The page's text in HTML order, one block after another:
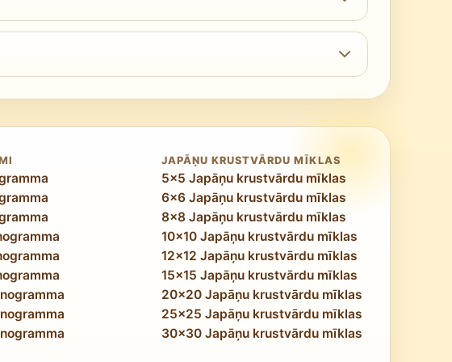
mīklu mākslai. Portretos redzamas īstas sejas
precizitāti, kas katru atklājumu padara par mazas
jebkurā režģa izmērā.
JAPĀŅU KRUSTVĀRDU MĪKLAS
5x5 Japāņu krustvārdu mīklas
6x6 Japāņu krustvārdu mīklas
8x8 Japāņu krustvārdu mīklas
10x10 Japāņu krustvārdu mīklas
12x12 Japāņu krustvārdu mīklas
15x15 Japāņu krustvārdu mīklas
20x20 Japāņu krustvārdu mīklas
25x25 Japāņu krustvārdu mīklas
30x30 Japāņu krustvārdu mīklas